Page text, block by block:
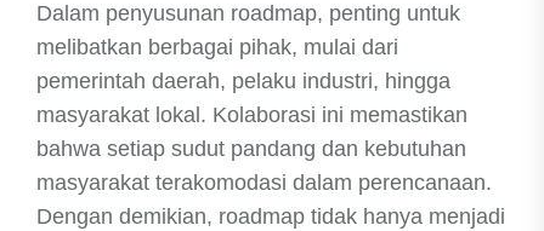
Dalam penyusunan roadmap, penting untuk
melibatkan berbagai pihak, mulai dari
pemerintah daerah, pelaku industri, hingga
masyarakat lokal. Kolaborasi ini memastikan
bahwa setiap sudut pandang dan kebutuhan
masyarakat terakomodasi dalam perencanaan.
Dengan demikian, roadmap tidak hanya menjadi